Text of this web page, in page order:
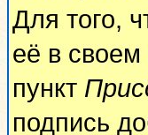
Для того,
её в
пункт
подпись